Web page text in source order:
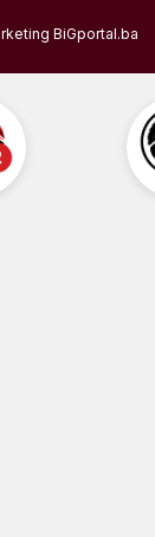
BiGportal.ba